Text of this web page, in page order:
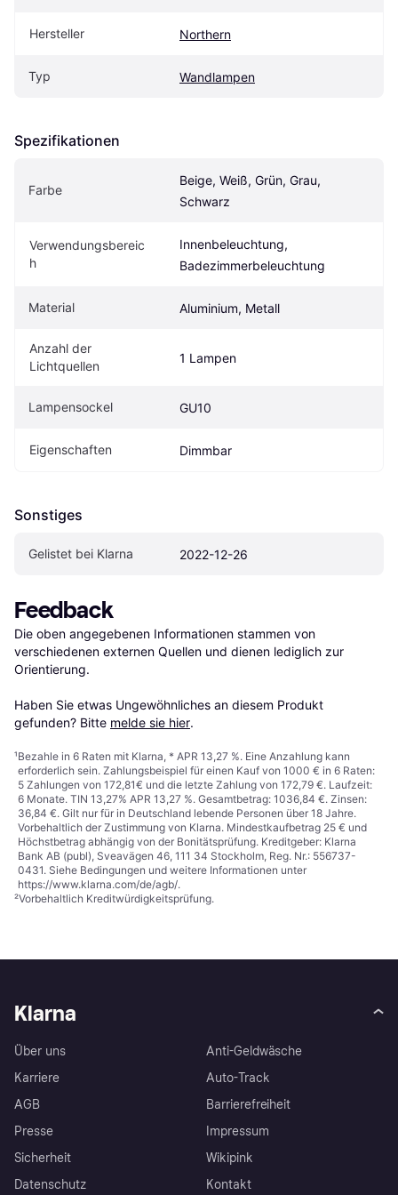
Hersteller Northern
Typ Wandlampen
Spezifikationen
Farbe
Beige, Weiß, Grün, Grau,
Schwarz
Verwendungsbereic
h
Innenbeleuchtung,
Badezimmerbeleuchtung
Material Aluminium, Metall
Anzahl der
Lichtquellen
1 Lampen
Lampensockel GU10
Eigenschaften Dimmbar
Sonstiges
Gelistet bei Klarna 2022-12-26
Feedback
Die oben angegebenen Informationen stammen von
verschiedenen externen Quellen und dienen lediglich zur
Orientierung.
Haben Sie etwas Ungewöhnliches an diesem Produkt
gefunden? Bitte melde sie hier.
¹Bezahle in 6 Raten mit Klarna, * APR 13,27 %. Eine Anzahlung kann
erforderlich sein. Zahlungsbeispiel für einen Kauf von 1000 € in 6 Raten:
5 Zahlungen von 172,81€ und die letzte Zahlung von 172,79 €. Laufzeit:
6 Monate. TIN 13,27% APR 13,27 %. Gesamtbetrag: 1036,84 €. Zinsen:
36,84 €. Gilt nur für in Deutschland lebende Personen über 18 Jahre.
Vorbehaltlich der Zustimmung von Klarna. Mindestkaufbetrag 25 € und
Höchstbetrag abhängig von der Bonitätsprüfung. Kreditgeber: Klarna
Bank AB (publ), Sveavägen 46, 111 34 Stockholm, Reg. Nr.: 556737-
0431. Siehe Bedingungen und weitere Informationen unter
https://www.klarna.com/de/agb/.
²Vorbehaltlich Kreditwürdigkeitsprüfung.
Klarna
Über uns
Karriere
AGB
Presse
Sicherheit
Datenschutz
Anti-Geldwäsche
Auto-Track
Barrierefreiheit
Impressum
Wikipink
Kontakt